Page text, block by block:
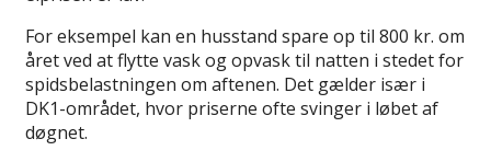
For eksempel kan en husstand spare op til 800 kr. om
året ved at flytte vask og opvask til natten i stedet for
spidsbelastningen om aftenen. Det gælder især i
DK1-området, hvor priserne ofte svinger i løbet af
døgnet.